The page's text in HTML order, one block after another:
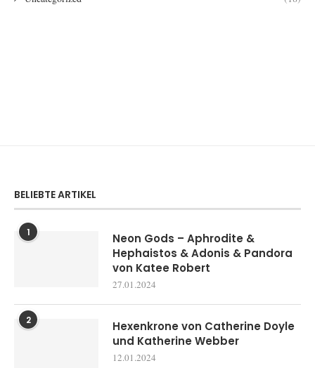
BELIEBTE ARTIKEL
1
Neon Gods – Aphrodite &
Hephaistos & Adonis & Pandora
von Katee Robert
27.01.2024
2
Hexenkrone von Catherine Doyle
und Katherine Webber
12.01.2024